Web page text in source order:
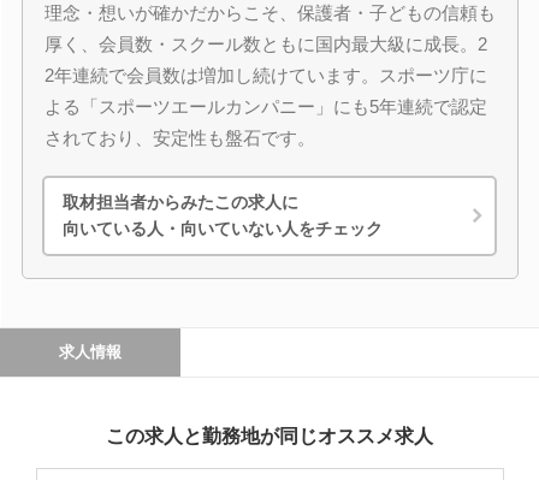
理念・想いが確かだからこそ、保護者・子どもの信頼も
厚く、会員数・スクール数ともに国内最大級に成長。2
2年連続で会員数は増加し続けています。スポーツ庁に
よる「スポーツエールカンパニー」にも5年連続で認定
されており、安定性も盤石です。
取材担当者からみたこの求人に
向いている人・向いていない人をチェック
求人情報
この求人と勤務地が同じオススメ求人